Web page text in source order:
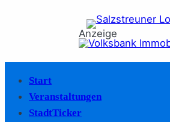
Anzeige
Start
Veranstaltungen
StadtTicker